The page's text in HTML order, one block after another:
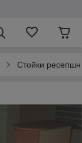
Стойки ресепшн